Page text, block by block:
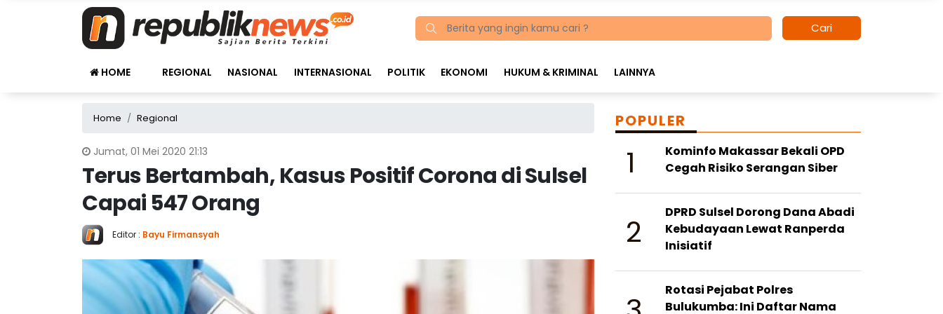
Cari
HOME REGIONAL NASIONAL INTERNASIONAL POLITIK EKONOMI HUKUM & KRIMINAL LAINNYA
Home Regional
Jumat, 01 Mei 2020 21:13
Terus Bertambah, Kasus Positif Corona di Sulsel
Capai 547 Orang
Editor : Bayu Firmansyah
POPULER
1
Kominfo Makassar Bekali OPD
Cegah Risiko Serangan Siber
2
DPRD Sulsel Dorong Dana Abadi
Kebudayaan Lewat Ranperda
Inisiatif
Rotasi Pejabat Polres
Bulukumba: Ini Daftar Nama